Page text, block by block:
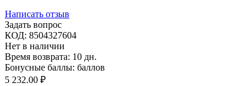
Написать отзыв
Задать вопрос
КОД: 8504327604
Нет в наличии
Время возврата: 10 дн.
Бонусные баллы: баллов
5 232.00 ₽